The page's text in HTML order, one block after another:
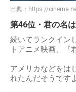
出典： https://
第46位・君の名は
続いてランクイン
トアニメ映画、『
アメリカなどをは
れたんだそうですよ